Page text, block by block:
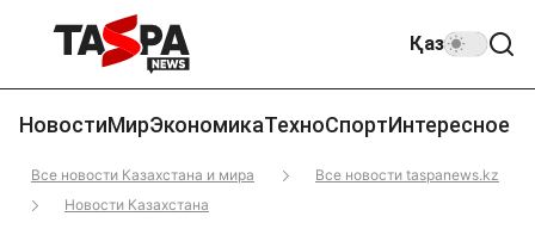
Қаз
НовостиМирЭкономикаТехноСпортИнтересное
Все новости Казахстана и мира
Все новости taspanews.kz
Новости Казахстана